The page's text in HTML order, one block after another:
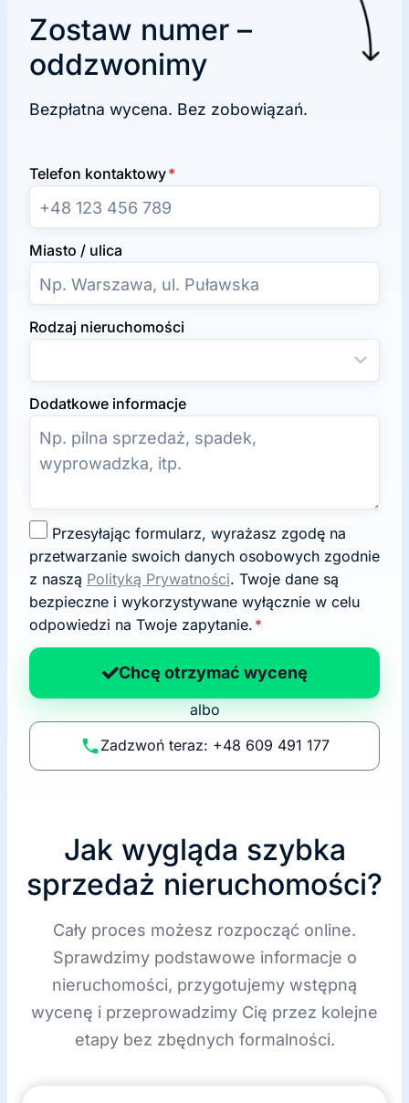
Zostaw numer –
oddzwonimy
Bezpłatna wycena. Bez zobowiązań.
Telefon kontaktowy*
Miasto / ulica
Rodzaj nieruchomości
Dodatkowe informacje
g
o
d
a
n
p
li
t
przetwarzanie swoich danych osobowych zgodnie
z naszą Polityką Prywatności. Twoje dane są
bezpieczne i wykorzystywane wyłącznie w celu
odpowiedzi na Twoje zapytanie. *
Chcę otrzymać wycenę
albo
Zadzwoń teraz: +48 609 491 177
Jak wygląda szybka
sprzedaż nieruchomości?
Cały proces możesz rozpocząć online.
Sprawdzimy podstawowe informacje o
nieruchomości, przygotujemy wstępną
wycenę i przeprowadzimy Cię przez kolejne
etapy bez zbędnych formalności.